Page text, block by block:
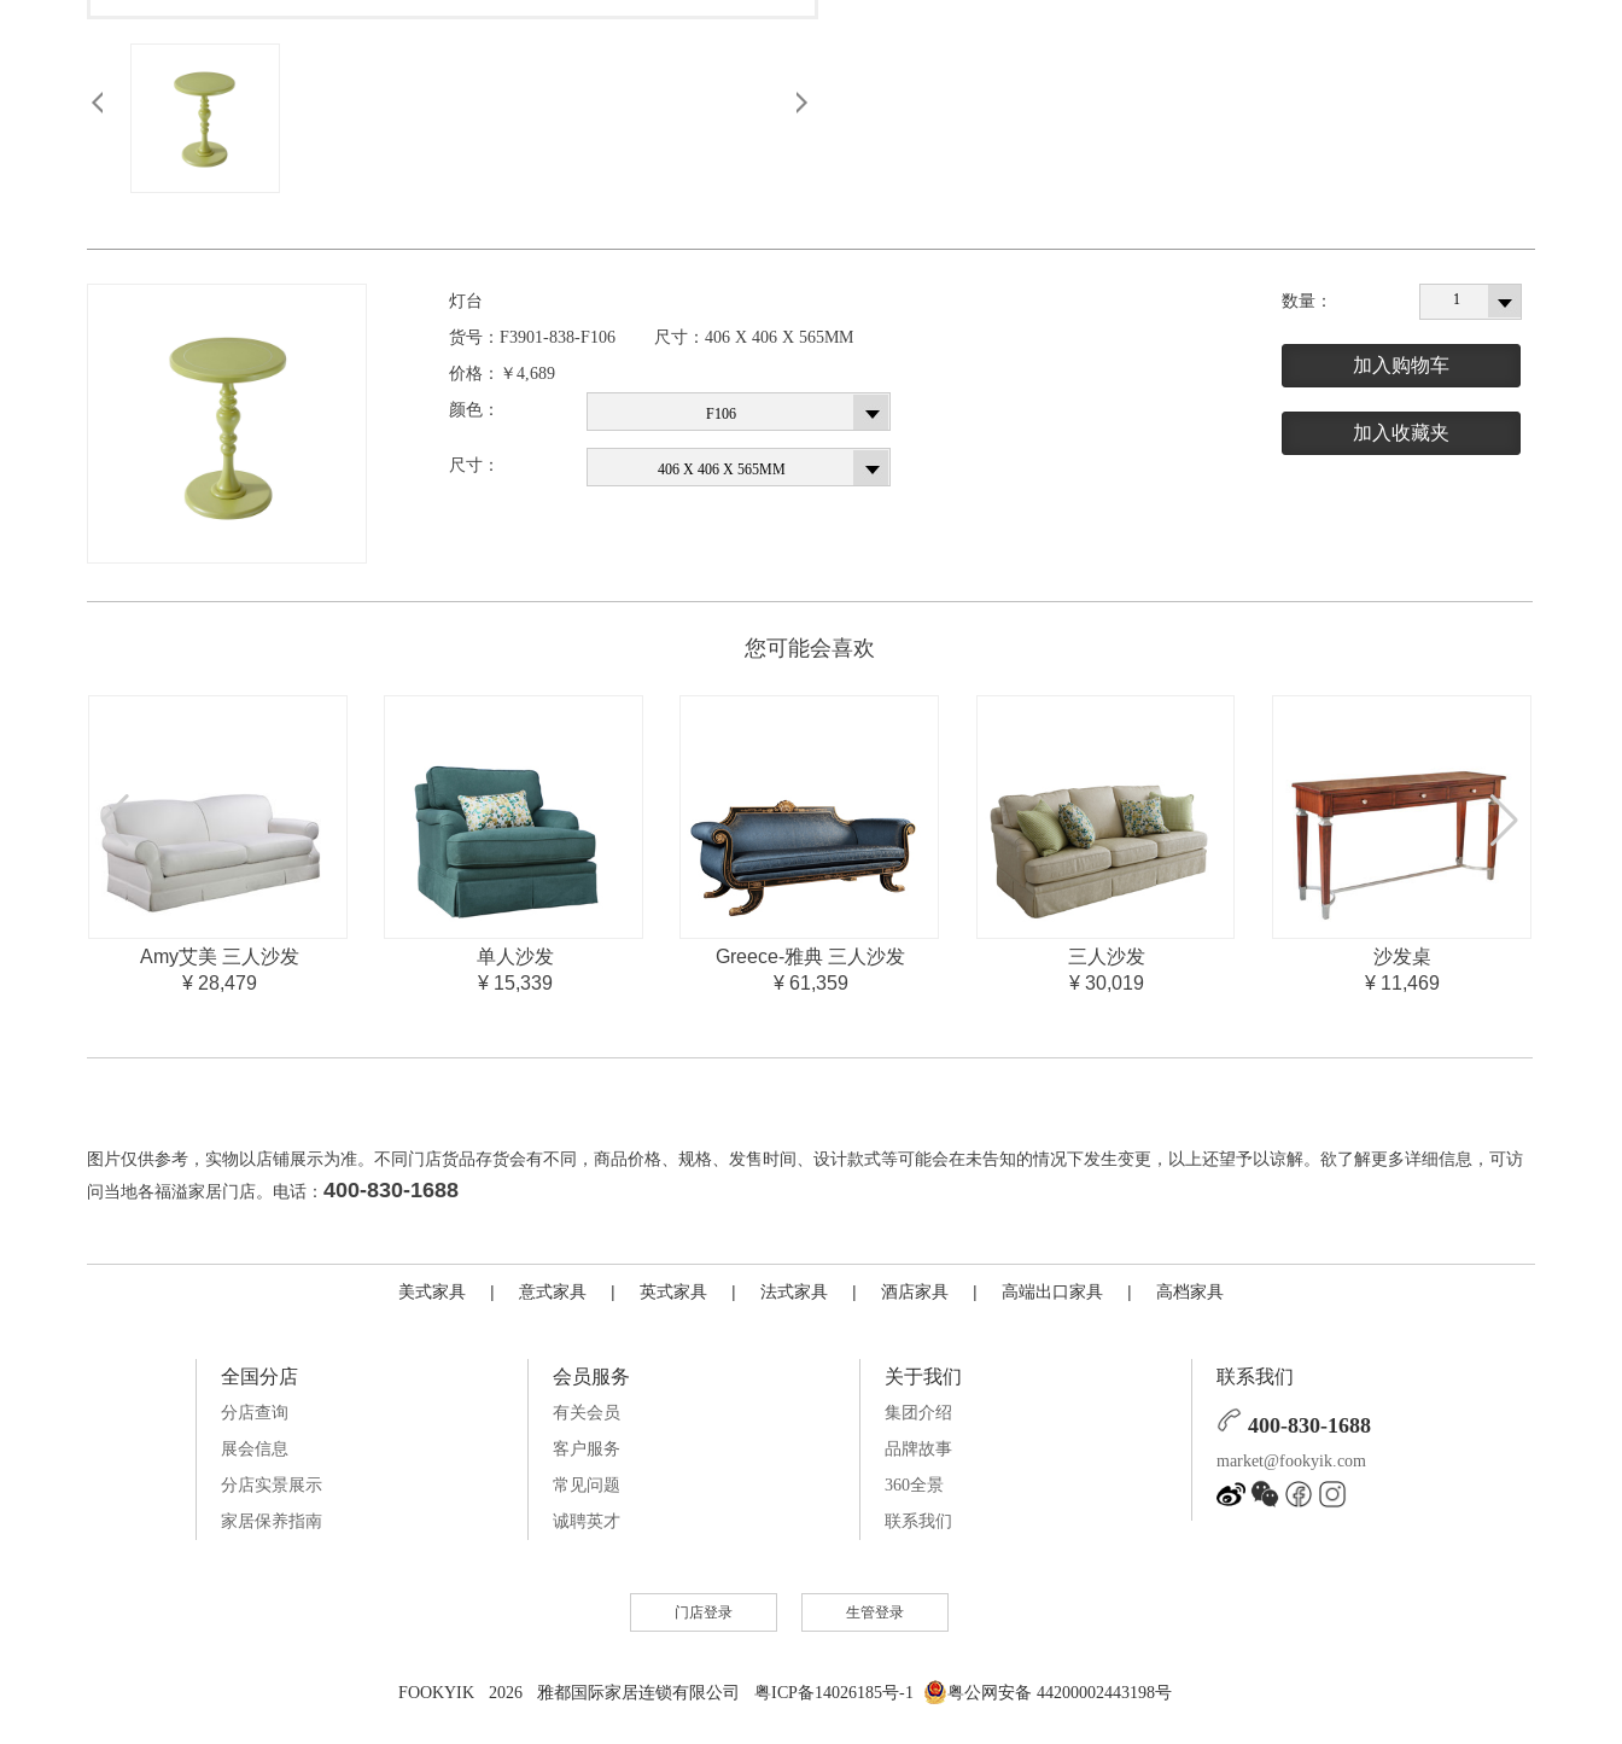
数量： 1
加入购物车
加入收藏夹
灯台
货号： F3901-838-F106 尺寸： 406 X 406 X 565MM
价格： ￥4,689
颜色：
F106
尺寸： 406 X 406 X 565MM
您可能会喜欢
Amy艾美 三人沙发
¥ 28,479
单人沙发
¥ 15,339
Greece-雅典 三人沙发
¥ 61,359
三人沙发
¥ 30,019
沙发桌
¥ 11,469
图片仅供参考，实物以店铺展示为准。不同门店货品存货会有不同，商品价格、规格、发售时间、设计款式等可能会在未告知的情况下发生变更，以上还望予以谅解。欲了解更多详细信息，可访
问当地各福溢家居门店。电话： 400-830-1688
美式家具 | 意式家具 | 英式家具 | 法式家具 | 酒店家具 | 高端出口家具 | 高档家具
全国分店
分店查询
展会信息
分店实景展示
家居保养指南
会员服务
有关会员
客户服务
常见问题
诚聘英才
关于我们
集团介绍
品牌故事
360全景
联系我们
联系我们
400-830-1688
market@fookyik.com
门店登录 生管登录
FOOKYIK 2026 雅都国际家居连锁有限公司 粤ICP备14026185号-1 粤公网安备 44200002443198号